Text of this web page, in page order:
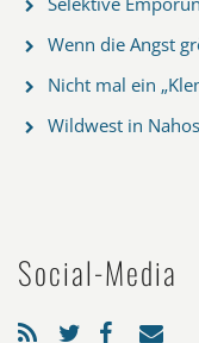
Wenn die Angst
Nicht mal ein
Wildwest in
Social-Media